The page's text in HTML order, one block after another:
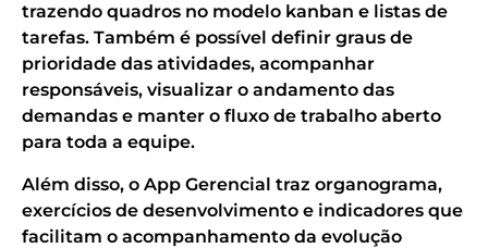
trazendo quadros no modelo kanban e listas de
tarefas. Também é possível definir graus de
prioridade das atividades, acompanhar
responsáveis, visualizar o andamento das
demandas e manter o fluxo de trabalho aberto
para toda a equipe.
Além disso, o App Gerencial traz organograma,
exercícios de desenvolvimento e indicadores que
facilitam o acompanhamento da evolução